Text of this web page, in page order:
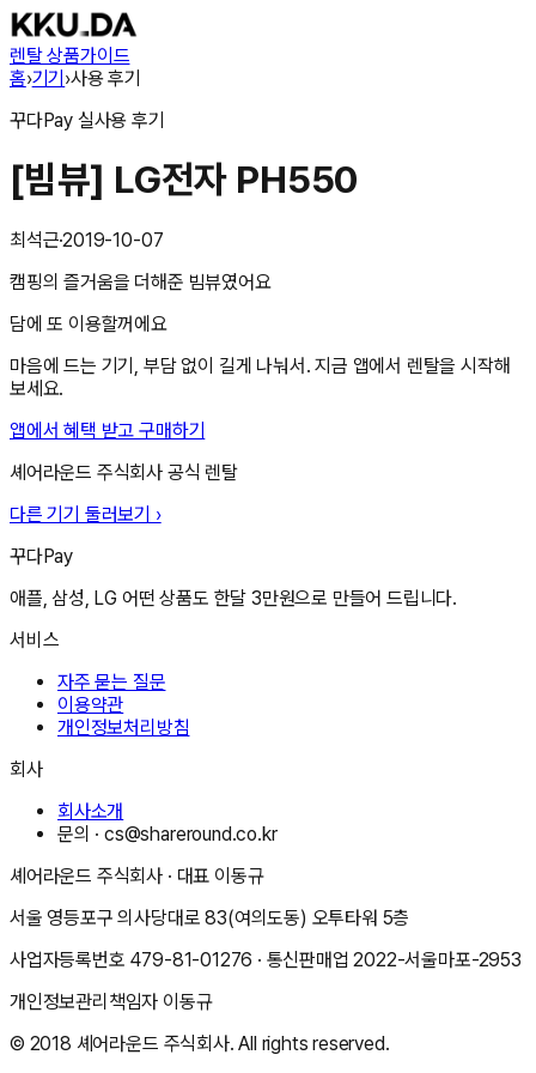
렌탈 상품가이드
홈›기기›사용 후기
꾸다Pay 실사용 후기
[빔뷰] LG전자 PH550
최석근·2019-10-07
캠핑의 즐거움을 더해준 빔뷰였어요
담에 또 이용할꺼에요
마음에 드는 기기, 부담 없이 길게 나눠서. 지금 앱에서 렌탈을 시작해
보세요.
앱에서 혜택 받고 구매하기
셰어라운드 주식회사 공식 렌탈
다른 기기 둘러보기 ›
꾸다Pay
애플, 삼성, LG 어떤 상품도 한달 3만원으로 만들어 드립니다.
서비스
자주 묻는 질문
이용약관
개인정보처리방침
회사
회사소개
문의 ·cs@shareround.co.kr
셰어라운드 주식회사 · 대표 이동규
서울 영등포구 의사당대로 83(여의도동) 오투타워 5층
사업자등록번호 479-81-01276 · 통신판매업2022-서울마포-2953
개인정보관리책임자 이동규
© 2018 셰어라운드 주식회사. All rights reserved.